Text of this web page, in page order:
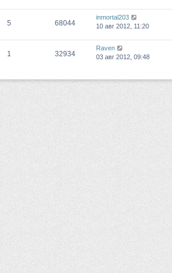
5 68044
inmortal203
10 авг 2012, 11:20
1 32934
Raven
03 авг 2012, 09:48